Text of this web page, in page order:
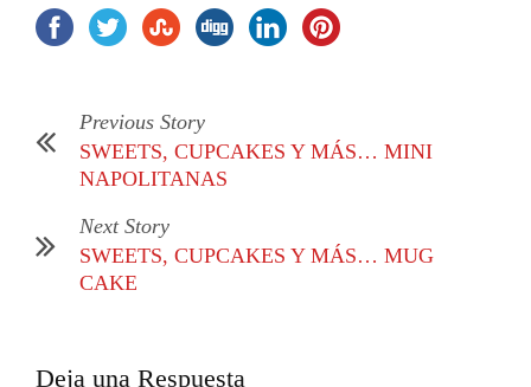
Previous Story
SWEETS, CUPCAKES Y MÁS… MINI
NAPOLITANAS
Next Story
SWEETS, CUPCAKES Y MÁS… MUG
CAKE
Deja una Respuesta